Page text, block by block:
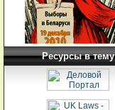
Ресурсы в тему